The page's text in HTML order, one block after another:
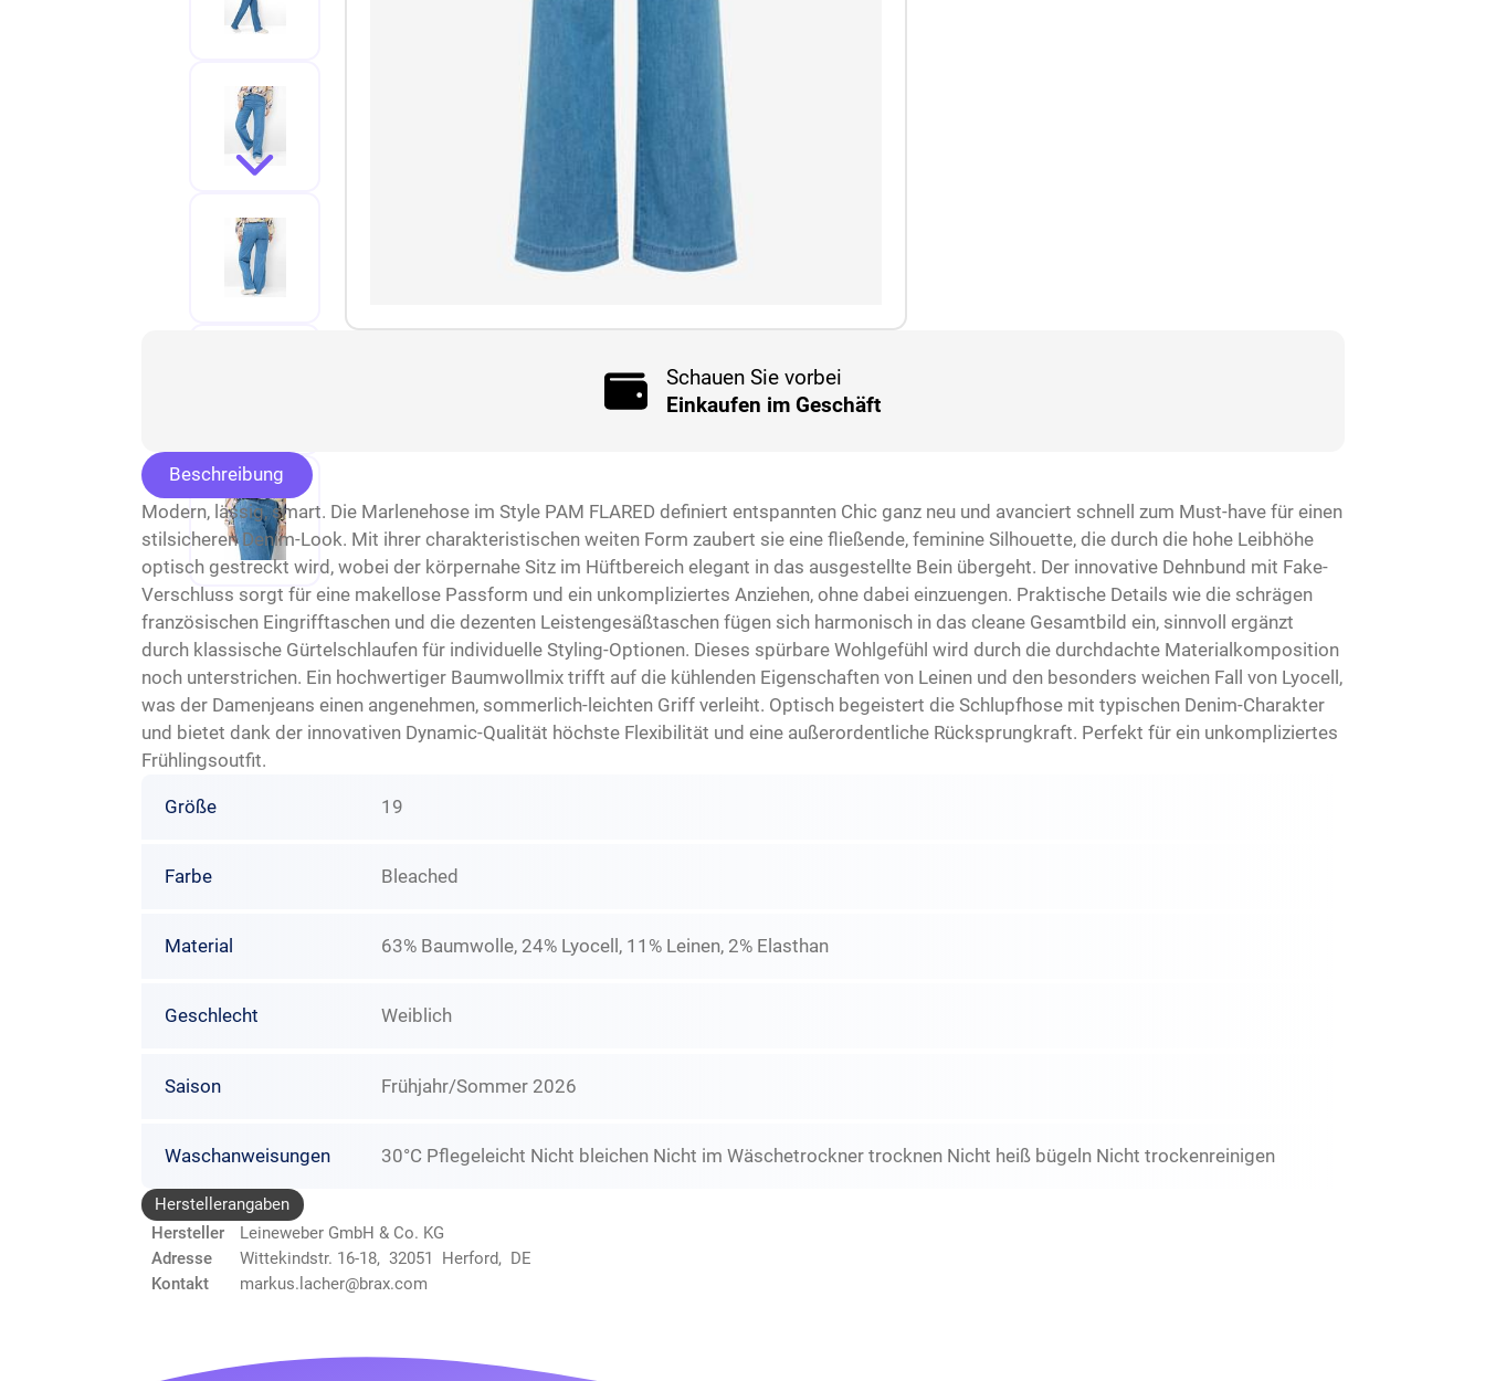
Schauen Sie vorbei
Einkaufen im Geschäft
Beschreibung
Modern, lässig, smart. Die Marlenehose im Style PAM FLARED definiert entspannten Chic ganz neu und avanciert schnell zum Must-have für einen
stilsicheren Denim-Look. Mit ihrer charakteristischen weiten Form zaubert sie eine fließende, feminine Silhouette, die durch die hohe Leibhöhe
optisch gestreckt wird, wobei der körpernahe Sitz im Hüftbereich elegant in das ausgestellte Bein übergeht. Der innovative Dehnbund mit Fake-
Verschluss sorgt für eine makellose Passform und ein unkompliziertes Anziehen, ohne dabei einzuengen. Praktische Details wie die schrägen
französischen Eingrifftaschen und die dezenten Leistengesäßtaschen fügen sich harmonisch in das cleane Gesamtbild ein, sinnvoll ergänzt
durch klassische Gürtelschlaufen für individuelle Styling-Optionen. Dieses spürbare Wohlgefühl wird durch die durchdachte Materialkomposition
noch unterstrichen. Ein hochwertiger Baumwollmix trifft auf die kühlenden Eigenschaften von Leinen und den besonders weichen Fall von Lyocell,
was der Damenjeans einen angenehmen, sommerlich-leichten Griff verleiht. Optisch begeistert die Schlupfhose mit typischen Denim-Charakter
und bietet dank der innovativen Dynamic-Qualität höchste Flexibilität und eine außerordentliche Rücksprungkraft. Perfekt für ein unkompliziertes
Frühlingsoutfit.
Größe 19
Farbe Bleached
Material 63% Baumwolle, 24% Lyocell, 11% Leinen, 2% Elasthan
Geschlecht Weiblich
Saison Frühjahr/Sommer 2026
Waschanweisungen 30°C Pflegeleicht Nicht bleichen Nicht im Wäschetrockner trocknen Nicht heiß bügeln Nicht trockenreinigen
Herstellerangaben
Hersteller
Leineweber GmbH & Co. KG
Adresse
Wittekindstr. 16-18, 32051 Herford, DE
Kontakt
markus.lacher@brax.com